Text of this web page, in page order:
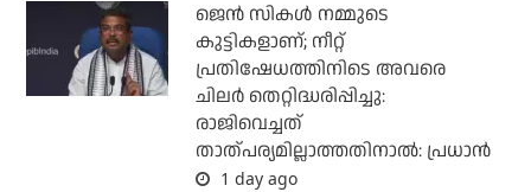
ജെന്‍ സികള്‍ നമ്മുടെ
കുട്ടികളാണ്; നീറ്റ്
പ്രതിഷേധത്തിനിടെ അവരെ
ചിലര്‍ തെറ്റിദ്ധരിപ്പിച്ചു:
രാജിവെച്ചത്
താത്പര്യമില്ലാത്തതിനാല്‍: പ്രധാന്‍
1 day ago